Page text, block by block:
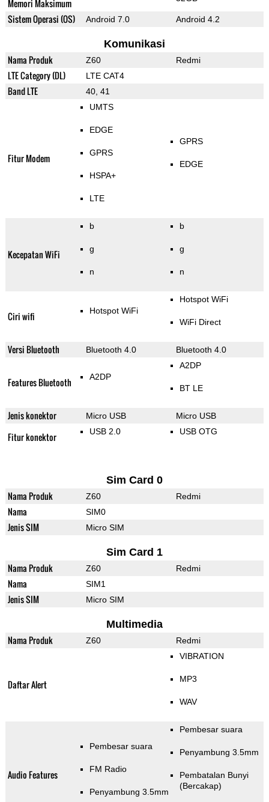
Memori Maksimum
Sistem Operasi (OS) Android 7.0 Android 4.2
Komunikasi
Nama Produk Z60 Redmi
LTE Category (DL) LTE CAT4
Band LTE 40, 41
Fitur Modem
UMTS
EDGE
GPRS
HSPA+
LTE
GPRS
EDGE
Kecepatan WiFi
b
g
n
b
g
n
Ciri wifi Hotspot WiFi
Hotspot WiFi
WiFi Direct
Versi Bluetooth Bluetooth 4.0 Bluetooth 4.0
Features Bluetooth A2DP
A2DP
BT LE
Jenis konektor Micro USB Micro USB
Fitur konektor USB 2.0 USB OTG
Sim Card 0
Nama Produk Z60 Redmi
Nama SIM0
Jenis SIM Micro SIM
Sim Card 1
Nama Produk Z60 Redmi
Nama SIM1
Jenis SIM Micro SIM
Multimedia
Nama Produk Z60 Redmi
Daftar Alert
VIBRATION
MP3
WAV
Audio Features
Pembesar suara
FM Radio
Penyambung 3.5mm
Pembesar suara
Penyambung 3.5mm
Pembatalan Bunyi
(Bercakap)